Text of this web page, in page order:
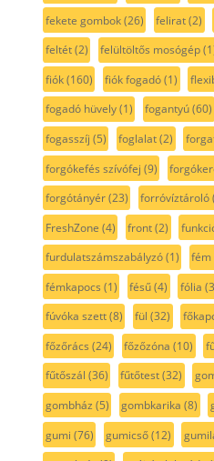
fekete gombok(26) felirat(2)
feltét(2) felültöltős mosógép
fiók(160) fiók fogadó(1)
fogadó hüvely(1) fogantyú(60)
fogasszíj (5) foglalat(2)
forgókefés szívófej (9)
forgótányér(23) forróvíztároló
FreshZone (4) front(2)
furdulatszámszabályzó(1) fém
fémkapocs (1) fésű(4) fólia
fúvóka szett(8) fül (32)
főzőrács (24) főzőzóna (10)
fűtőszál (36) fűtőtest(32)
gombház (5) gombkarika (8)
gumi (76) gumicső(12)